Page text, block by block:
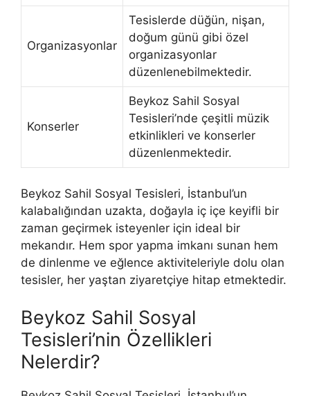
Organizasyonlar
Tesislerde düğün, nişan,
doğum günü gibi özel
organizasyonlar
düzenlenebilmektedir.
Konserler
Beykoz Sahil Sosyal
Tesisleri’nde çeşitli müzik
etkinlikleri ve konserler
düzenlenmektedir.
Beykoz Sahil Sosyal Tesisleri, İstanbul’un
kalabalığından uzakta, doğayla iç içe keyifli bir
zaman geçirmek isteyenler için ideal bir
mekandır. Hem spor yapma imkanı sunan hem
de dinlenme ve eğlence aktiviteleriyle dolu olan
tesisler, her yaştan ziyaretçiye hitap etmektedir.
Beykoz Sahil Sosyal
Tesisleri’nin Özellikleri
Nelerdir?